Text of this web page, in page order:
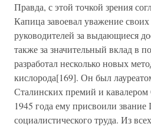
Правда, с этой точкой зрения
Капица завоевал уважение
руководителей за выдающиеся
также за значительный вклад в
разработал несколько новых
кислорода[169]. Он был
Сталинских премий и
1945 года ему присвоили звание
социалистического труда. Из